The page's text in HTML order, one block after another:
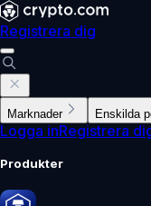
Registrera dig
Marknader Enskilda
Logga inRegistrera
Produkter